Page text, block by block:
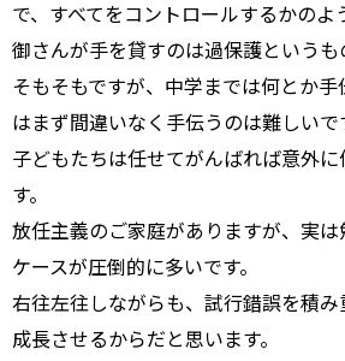
で、すべてをコントロールするかのよ
御さんが手を貸すのは過保護というも
そもそもですが、中学までは何とか手
はまず間違いなく手伝うのは難しいで
子どもたちは任せてがんばれば意外
す。
放任主義のご家庭がありますが、実は
ケースが圧倒的に多いです。
右往左往しながらも、試行錯誤を積
成長させるからだと思います。